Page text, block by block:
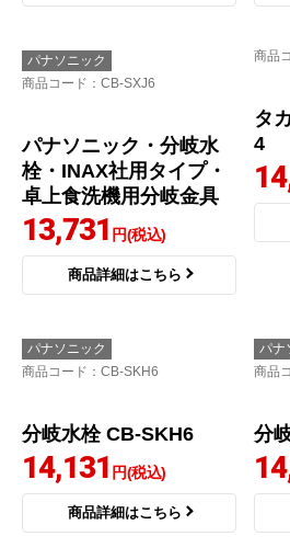
分岐水栓 CB-SXG7
12,231 円(税込)
商品詳細はこちら
パナソニック
商品コード：CB-SXJ6
パナソニック・分岐水
商品
タ